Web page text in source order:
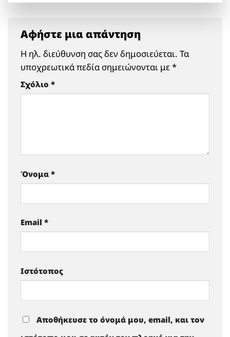
Αφήστε μια απάντηση
Η ηλ. διεύθυνση σας δεν δημοσιεύεται. Τα
υποχρεωτικά πεδία σημειώνονται με*
Σχόλιο *
Όνομα *
Email *
Ιστότοπος
Αποθήκευσε το όνομά μου, email, και τον